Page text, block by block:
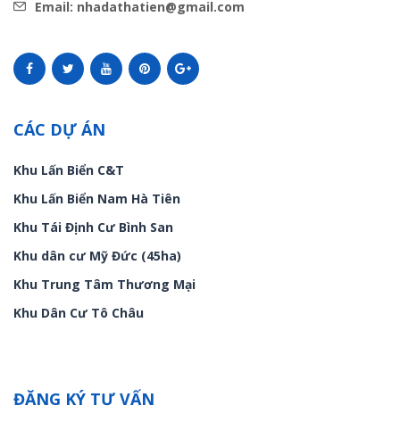
Email: nhadathatien@gmail.com
CÁC DỰ ÁN
Khu Lấn Biển C&T
Khu Lấn Biển Nam Hà Tiên
Khu Tái Định Cư Bình San
Khu dân cư Mỹ Đức (45ha)
Khu Trung Tâm Thương Mại
Khu Dân Cư Tô Châu
ĐĂNG KÝ TƯ VẤN